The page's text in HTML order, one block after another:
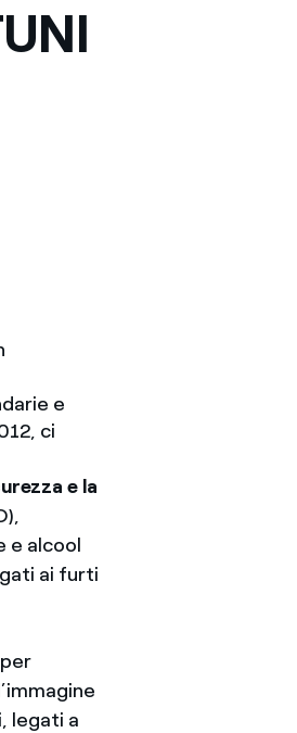
e
ci
e la
e alcool
ai furti
legati a